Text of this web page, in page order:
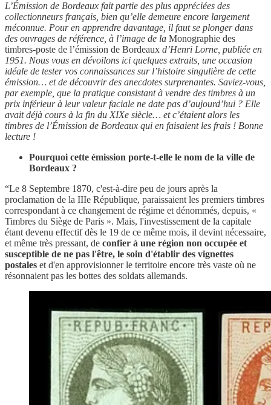
L’Émission de Bordeaux fait partie des plus appréciées des
collectionneurs français, bien qu’elle demeure encore largement
méconnue. Pour en apprendre davantage, il faut se plonger dans
des ouvrages de référence, à l’image de la Monographie des
timbres-poste de l’émission de Bordeaux d’Henri Lorne, publiée en
1951. Nous vous en dévoilons ici quelques extraits, une occasion
idéale de tester vos connaissances sur l’histoire singulière de cette
émission… et de découvrir des anecdotes surprenantes. Saviez-vous,
par exemple, que la pratique consistant à vendre des timbres à un
prix inférieur à leur valeur faciale ne date pas d’aujourd’hui ? Elle
avait déjà cours à la fin du XIXe siècle… et c’étaient alors les
timbres de l’Émission de Bordeaux qui en faisaient les frais ! Bonne
lecture !
Pourquoi cette émission porte-t-elle le nom de la ville de
Bordeaux ?
“Le 8 Septembre 1870, c'est-à-dire peu de jours après la
proclamation de la IIIe République, paraissaient les premiers timbres
correspondant à ce changement de régime et dénommés, depuis, «
Timbres du Siège de Paris ». Mais, l'investissement de la capitale
étant devenu effectif dès le 19 de ce même mois, il devint nécessaire,
et même très pressant, de confier à une région non occupée et
susceptible de ne pas l'être, le soin d'établir des vignettes
postales et d'en approvisionner le territoire encore très vaste où ne
résonnaient pas les bottes des soldats allemands.